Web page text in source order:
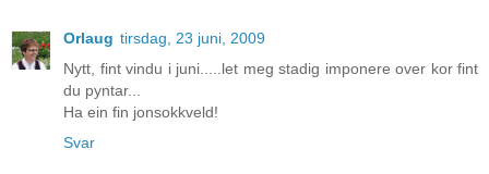
Orlaug tirsdag, 23 juni, 2009
Nytt, fint vindu i juni.....let meg stadig imponere over kor fint
du pyntar...
Ha ein fin jonsokkveld!
Svar